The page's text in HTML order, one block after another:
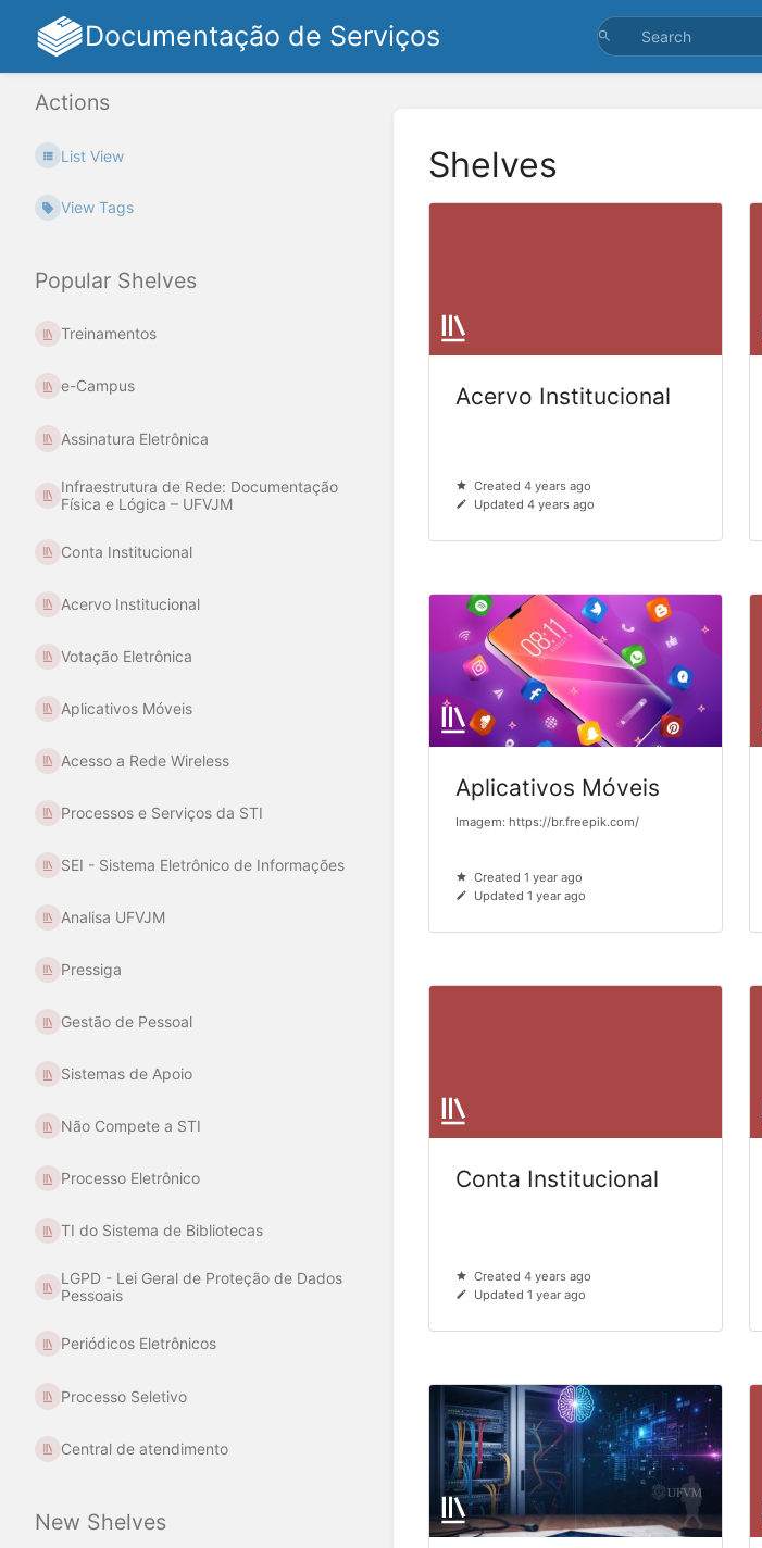
Documentação de Serviços
Actions
List View
View Tags
Popular Shelves
Treinamentos
e-Campus
Assinatura Eletrônica
Infraestrutura de Rede: Documentação
Física e Lógica – UFVJM
Conta Institucional
Acervo Institucional
Votação Eletrônica
Aplicativos Móveis
Acesso a Rede Wireless
Processos e Serviços da STI
SEI - Sistema Eletrônico de Informações
Analisa UFVJM
Pressiga
Gestão de Pessoal
Sistemas de Apoio
Não Compete a STI
Processo Eletrônico
TI do Sistema de Bibliotecas
LGPD - Lei Geral de Proteção de Dados
Pessoais
Periódicos Eletrônicos
Processo Seletivo
Central de atendimento
New Shelves
Shelves
Acervo Institucional
Created 4 years ago
Updated 4 years ago
Aplicativos Móveis
Imagem: https://br.freepik.com/
Created 1 year ago
Updated 1 year ago
Conta Institucional
Created 4 years ago
Updated 1 year ago